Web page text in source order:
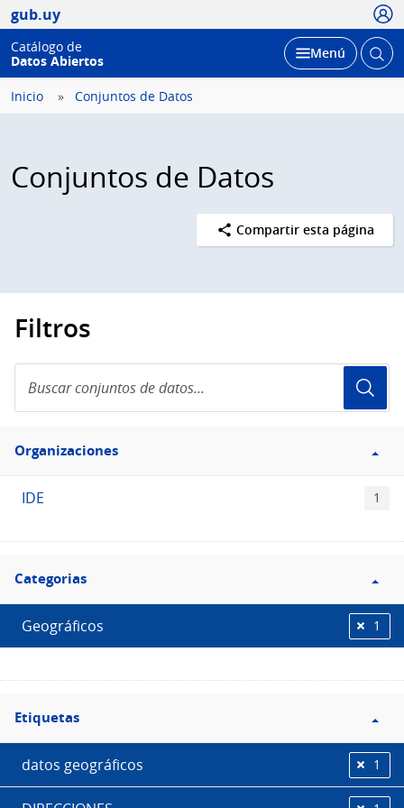
gub.uy
Catálogo de
Datos Abiertos
Desplegar
Menú Abrir
Inicio Conjuntos de Datos
Conjuntos de Datos
Compartir esta página
Filtros
conjuntos
de
Filtro
Organizaciones
Organizaciones
IDE 1
Filtro
Categorias
Categorias
Geográficos 1
Filtro
Etiquetas
Etiquetas
datos geográficos 1